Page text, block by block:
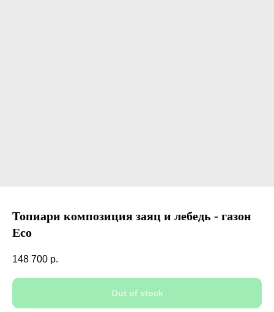
Топиари композиция заяц и лебедь - газон
Eco
148 700 р.
Out of stock